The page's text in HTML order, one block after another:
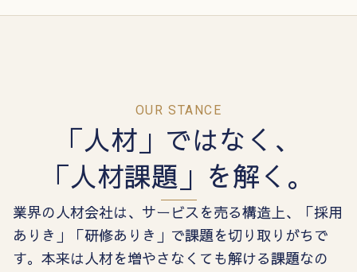
OUR STANCE
「人材」ではなく、
「人材課題」を解く。
業界の人材会社は、サービスを売る構造上、「採用
ありき」「研修ありき」で課題を切り取りがちで
す。本来は人材を増やさなくても解ける課題なの